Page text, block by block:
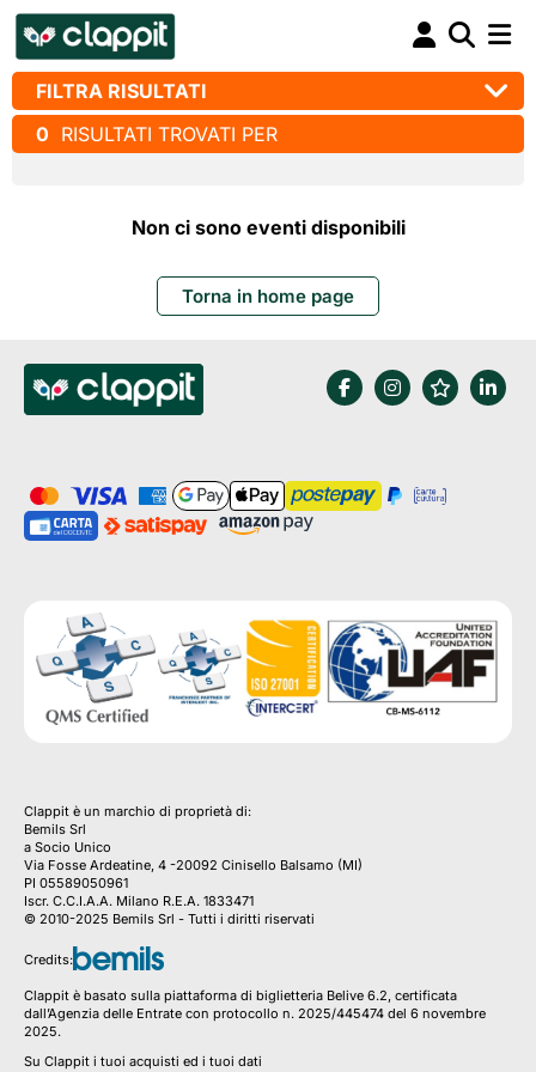
FILTRA RISULTATI
0 RISULTATI TROVATI PER
Non ci sono eventi disponibili
Torna in home page
Clappit è un marchio di proprietà di:
Bemils Srl
a Socio Unico
Via Fosse Ardeatine, 4 -20092 Cinisello Balsamo (MI)
PI 05589050961
Iscr. C.C.I.A.A. Milano R.E.A. 1833471
© 2010-2025 Bemils Srl - Tutti i diritti riservati
Credits:
Clappit è basato sulla piattaforma di biglietteria Belive 6.2, certificata
dall’Agenzia delle Entrate con protocollo n. 2025/445474 del 6 novembre
2025.
Su Clappit i tuoi acquisti ed i tuoi dati